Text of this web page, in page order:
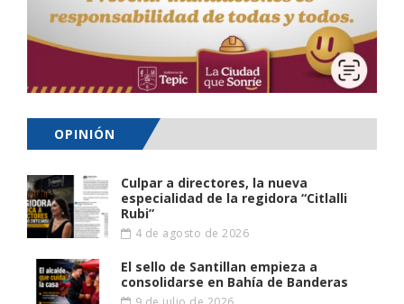
OPINIÓN
Culpar a directores, la nueva
especialidad de la regidora “Citlalli
Rubi”
4 de agosto de 2026
El sello de Santillan empieza a
consolidarse en Bahía de Banderas